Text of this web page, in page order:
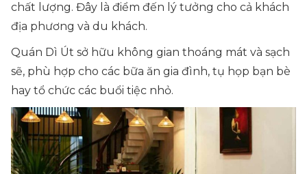
chất lượng. Đây là điểm đến lý tưởng cho cả khách
địa phương và du khách.
Quán Dì Út sở hữu không gian thoáng mát và sạch
sẽ, phù hợp cho các bữa ăn gia đình, tụ họp bạn bè
hay tổ chức các buổi tiệc nhỏ.